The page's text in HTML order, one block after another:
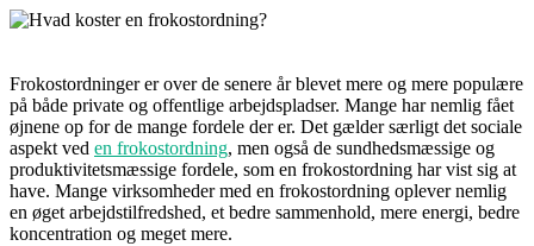
Frokostordninger er over de senere år blevet mere og mere populære
på både private og offentlige arbejdspladser. Mange har nemlig fået
øjnene op for de mange fordele der er. Det gælder særligt det sociale
aspekt ved en frokostordning, men også de sundhedsmæssige og
produktivitetsmæssige fordele, som en frokostordning har vist sig at
have. Mange virksomheder med en frokostordning oplever nemlig
en øget arbejdstilfredshed, et bedre sammenhold, mere energi, bedre
koncentration og meget mere.